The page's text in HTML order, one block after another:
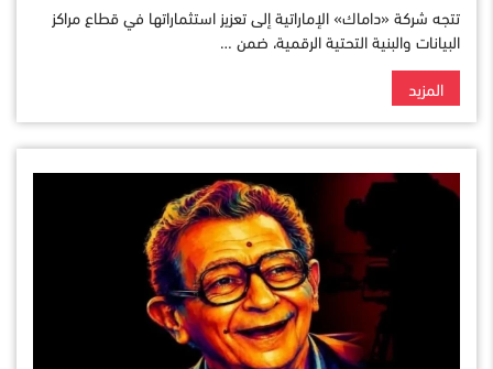
تتجه شركة «داماك» الإماراتية إلى تعزيز استثماراتها في قطاع مراكز
البيانات والبنية التحتية الرقمية، ضمن …
المزيد